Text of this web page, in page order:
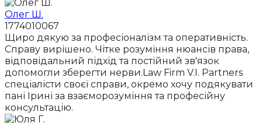
Олег Ш.
1774010067
Щиро дякую за професіоналізм та оперативність.
Справу вирішено. Чітке розуміння нюансів права,
відповідальний підхід та постійний зв'язок
допомогли зберегти нерви.Law Firm V.I. Partners
спеціалісти своєї справи, окремо хочу подякувати
пані Ірині за взаєморозуміння та професійну
консультацію.